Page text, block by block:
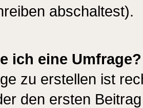
abschaltest).
ich eine Umfrage?
zu erstellen ist
den ersten